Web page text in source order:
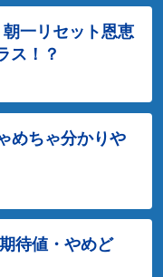
一リセット恩恵
ス！？
めちゃ分かりや
待値・やめど